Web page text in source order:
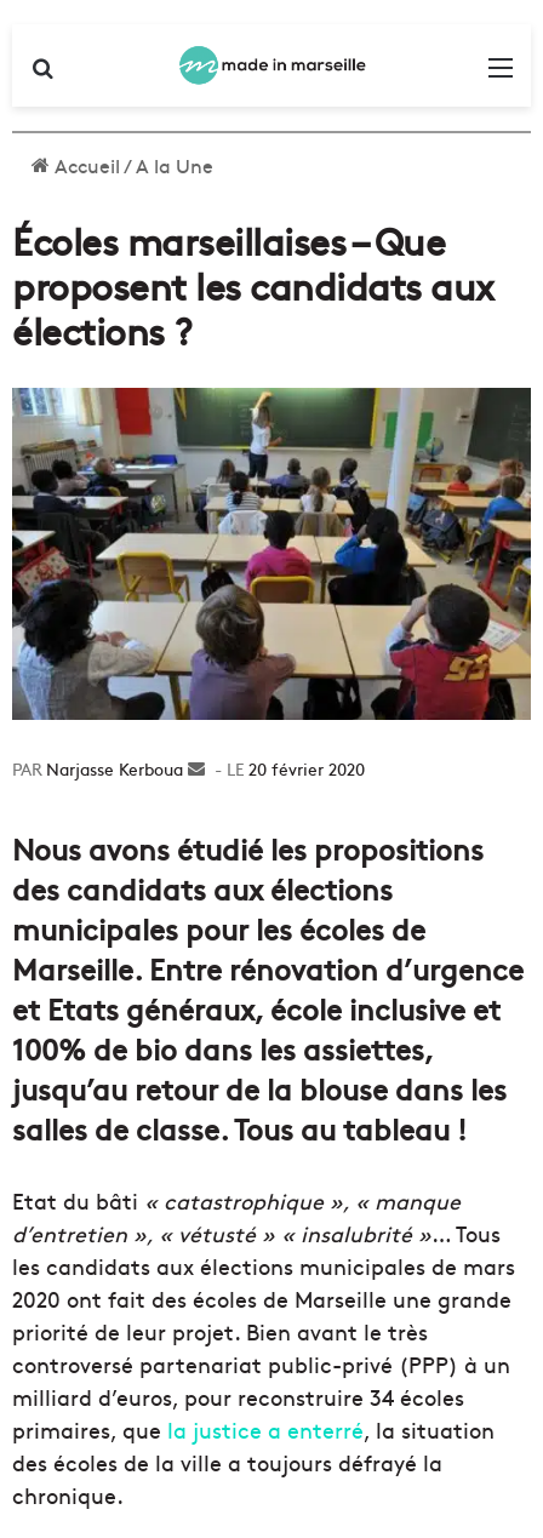
Accueil/A la Une
Écoles marseillaises – Que
proposent les candidats aux
élections ?
Narjasse Kerboua
Envoyer20 février 2020
Nous avons étudié les propositions
des candidats aux élections
municipales pour les écoles de
Marseille. Entre rénovation d’urgence
et Etats généraux, école inclusive et
100% de bio dans les assiettes,
jusqu’au retour de la blouse dans les
salles de classe.Tous au tableau !
Etat du bâti « catastrophique », « manque
d’entretien », « vétusté » « insalubrité »… Tous
les candidats aux élections municipales de mars
2020 ont fait des écoles de Marseille une grande
priorité de leur projet. Bien avant le très
controversé partenariat public-privé (PPP) à un
milliard d’euros, pour reconstruire 34 écoles
primaires, que la justice a enterré, la situation
des écoles de la ville a toujours défrayé la
chronique.